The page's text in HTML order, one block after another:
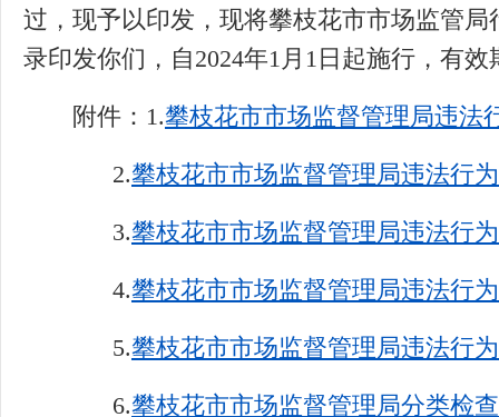
过，现予以印发，现将攀枝花市市场监管
录印发你们，自2024年1月1日起施行，有效
附件：1.攀枝花市市场监督管理局违法
2.攀枝花市市场监督管理局违法行
3.攀枝花市市场监督管理局违法行
4.攀枝花市市场监督管理局违法行
5.攀枝花市市场监督管理局违法行
6.攀枝花市市场监督管理局分类检